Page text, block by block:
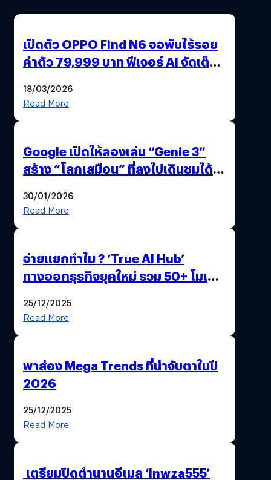
เปิดตัว OPPO Find N6 จอพับไร้รอย
ค่าตัว 79,999 บาท ฟีเจอร์ AI จัดเต็ม
18/03/2026
Read More
Google เปิดให้ลองเล่น “Genie 3”
สร้าง “โลกเสมือน” ที่ลงไปเดินชมได้
30/01/2026
Read More
จ่ายแยกทำไม ? ‘True AI Hub’
ทางออกธุรกิจยุคใหม่ รวม 50+ โมเดล
25/12/2025
Read More
พาส่อง Mega Trends ที่น่าจับตาในปี
2026
25/12/2025
Read More
เตรียมปิดตำนานอีเมล ‘lnwza555’